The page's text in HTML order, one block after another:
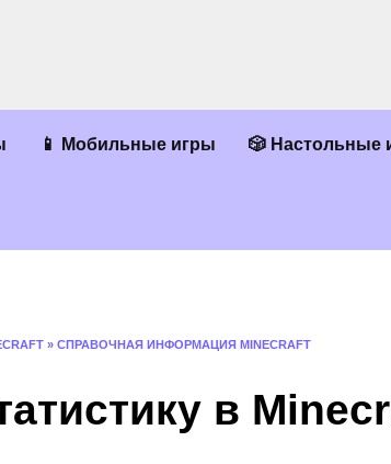
📱 Мобильные игры 🎲 Настольные
» СПРАВОЧНАЯ ИНФОРМАЦИЯ MINECRAFT
в